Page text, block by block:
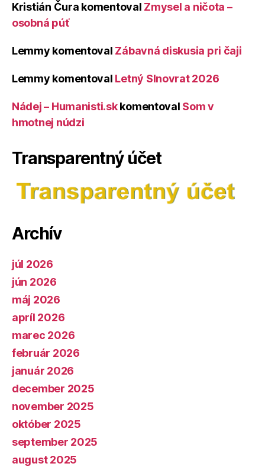
Kristián Čura komentoval Zmysel a ničota –
osobná púť
Lemmy komentoval Zábavná diskusia pri čaji
Lemmy komentoval Letný Slnovrat 2026
Nádej – Humanisti.skkomentoval Som v
hmotnej núdzi
Transparentný účet
Archív
júl 2026
jún 2026
máj 2026
apríl 2026
marec 2026
február 2026
január 2026
december 2025
november 2025
október 2025
september 2025
august 2025